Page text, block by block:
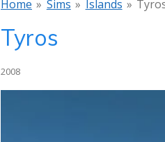
Home » Sims » Islands »
Tyros
2008